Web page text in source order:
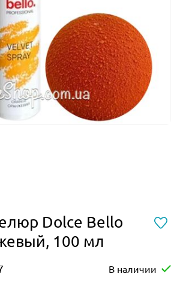
Dolce Bello
100 мл
В наличии